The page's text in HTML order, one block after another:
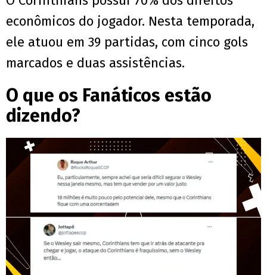
econômicos do jogador. Nesta temporada,
ele atuou em 39 partidas, com cinco gols
marcados e duas assistências.
O que os Fanáticos estão
dizendo?